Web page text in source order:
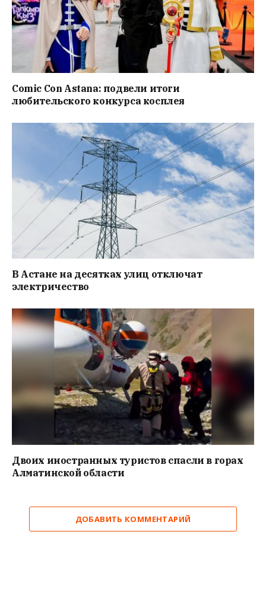
Comic Con Astana: подвели итоги
любительского конкурса косплея
В Астане на десятках улиц отключат
электричество
Двоих иностранных туристов спасли в горах
Алматинской области
ДОБАВИТЬ КОММЕНТАРИЙ